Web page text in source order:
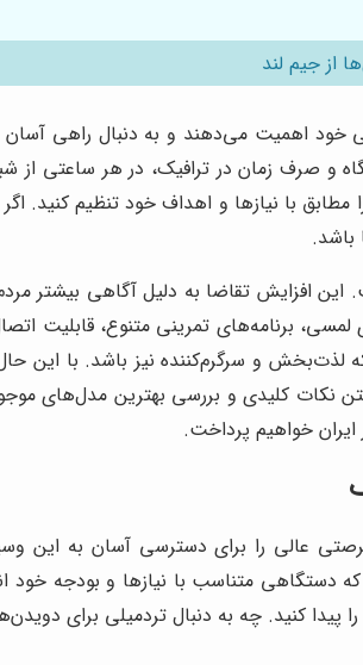
از جیم لند
اهمیت می‌دهند و به دنبال راهی آسان
و صرف زمان در ترافیک، در هر ساعتی از
با نیازها و اهداف خود تنظیم
باشد.
افزایش تقاضا به دلیل آگاهی بیشتر
لمسی، برنامه‌های تمرینی متنوع،
و سرگرم‌کننده نیز باشد. با این
نکات کلیدی و بررسی بهترین مدل‌های
خواهیم پرداخت.
عالی را برای دسترسی آسان به این
دستگاهی متناسب با نیازها و بودجه خود
کنید. چه به دنبال تردمیلی برای